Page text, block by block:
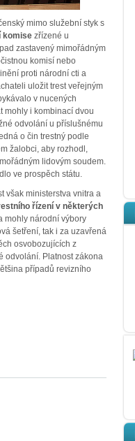
mimo služební styk s
komisezřízené u
zastavený mimořádným
komisí nebo
proti národní cti a
uložit trest veřejným
v nucených
mohly i kombinací dvou
odvolání u příslušnému
o čin trestný podle
žalobci, aby rozhodl,
lidovým soudem.
ve prospěch státu.
však ministerstva vnitra a
řízení v některých
mohly národní výbory
šetření, tak i za uzavřená
osvobozujících z
odvolání. Platnost zákona
případů revizního